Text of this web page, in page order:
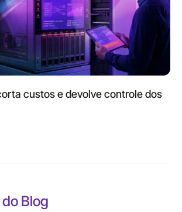
custos e devolve controle dos
Blog